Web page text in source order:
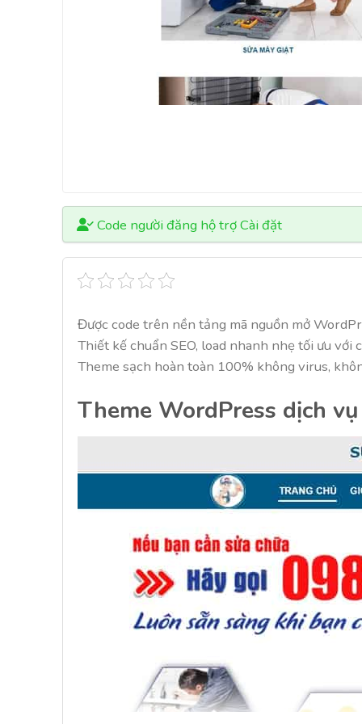
Code người đăng hộ trợ Cài đặt
Được code trên nền tảng mã nguồn mở
Thiết kế chuẩn SEO, load nhanh nhẹ tối ưu với
Theme sạch hoàn toàn 100% không virus,
Theme WordPress dịch